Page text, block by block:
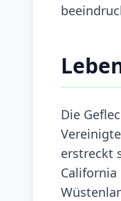
Die
erstreckt